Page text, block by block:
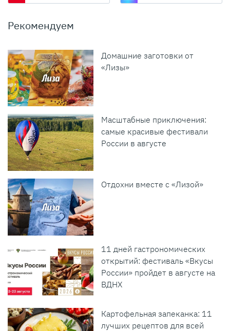
Рекомендуем
Домашние заготовки от
«Лизы»
Масштабные приключения:
самые красивые фестивали
России в августе
Отдохни вместе с «Лизой»
11 дней гастрономических
открытий: фестиваль «Вкусы
России» пройдет в августе на
ВДНХ
Картофельная запеканка: 11
лучших рецептов для всей